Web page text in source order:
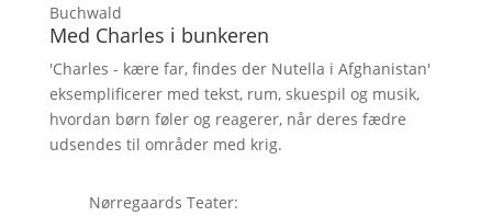
Buchwald
Med Charles i bunkeren
'Charles - kære far, findes der Nutella i Afghanistan'
eksemplificerer med tekst, rum, skuespil og musik,
hvordan børn føler og reagerer, når deres fædre
udsendes til områder med krig.
Nørregaards Teater: